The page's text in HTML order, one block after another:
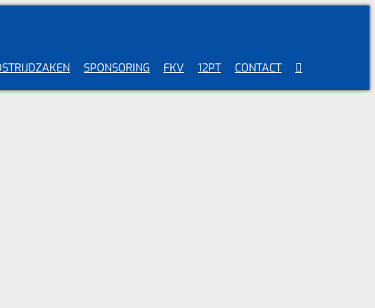
SPONSORING FKV 12PT CONTACT